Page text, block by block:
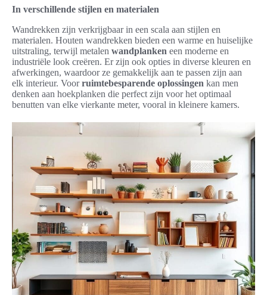
In verschillende stijlen en materialen
Wandrekken zijn verkrijgbaar in een scala aan stijlen en
materialen. Houten wandrekken bieden een warme en huiselijke
uitstraling, terwijl metalen wandplanken een moderne en
industriële look creëren. Er zijn ook opties in diverse kleuren en
afwerkingen, waardoor ze gemakkelijk aan te passen zijn aan
elk interieur. Voorruimtebesparende oplossingen kan men
denken aan hoekplanken die perfect zijn voor het optimaal
benutten van elke vierkante meter, vooral in kleinere kamers.